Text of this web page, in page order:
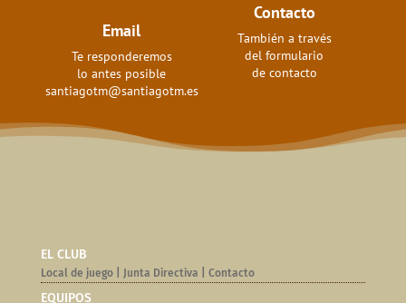
Email
Te responderemos
lo antes posible
santiagotm@santiagotm.es
Contacto
También a través
del formulario
de contacto
EL CLUB
Local de juego| Junta Directiva Contacto
EQUIPOS